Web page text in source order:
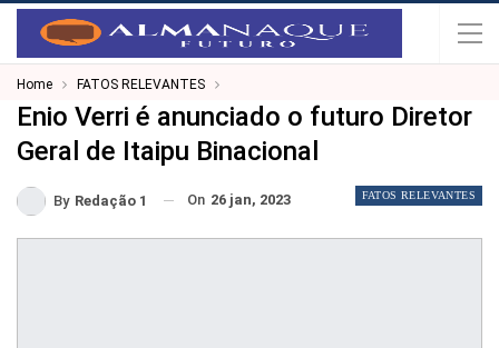
Home FATOS RELEVANTES
Enio Verri é anunciado o futuro Diretor
Geral de Itaipu Binacional
FATOS RELEVANTES
By Redação 1 On 26 jan, 2023